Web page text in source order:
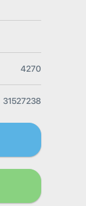
4270
31527238